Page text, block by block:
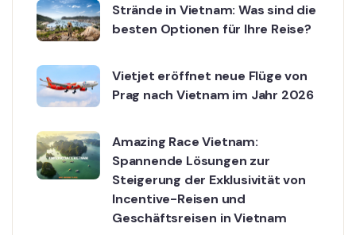
Strände in Vietnam: Was sind die
besten Optionen für Ihre Reise?
Vietjet eröffnet neue Flüge von
Prag nach Vietnam im Jahr 2026
Amazing Race Vietnam:
Spannende Lösungen zur
Steigerung der Exklusivität von
Incentive-Reisen und
Geschäftsreisen in Vietnam